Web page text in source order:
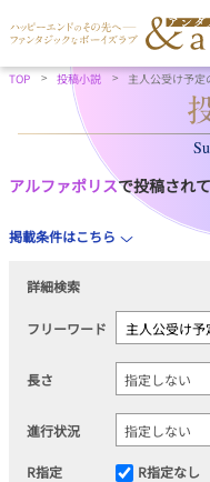
TOP 投稿小説 主人公受け予定
アルファポリスで投稿され
掲載条件はこちら
詳細検索
フリーワード
長さ
進行状況
R指定 R指定なし